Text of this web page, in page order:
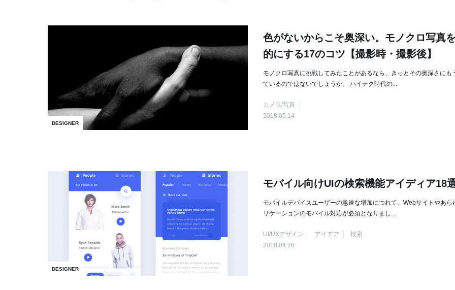
DESIGNER
色がないからこそ奥深い。モノクロ写真
的にする17のコツ【撮影時・撮影後】
モノクロ写真に挑戦してみたことがあるなら、きっとその奥深さにも
ているのではないでしょうか。 ハイテク時代の...
カメラ/写真
2018.05.14
DESIGNER
モバイル向けUIの検索機能アイディア18
モバイルデバイスユーザーの急速な増加につれて、Webサイトやあら
リケーションのモバイル対応が必須となりまし...
UI/UXデザイン アイデア
検索
2018.04.26